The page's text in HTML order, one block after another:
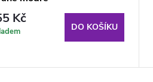
Kč
DO KOŠÍKU